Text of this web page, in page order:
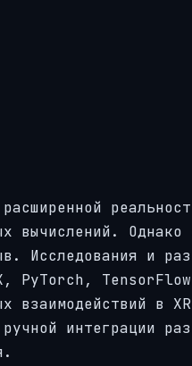
вычислений.
Исследования и
PyTorch,
взаимодействий в
интеграции